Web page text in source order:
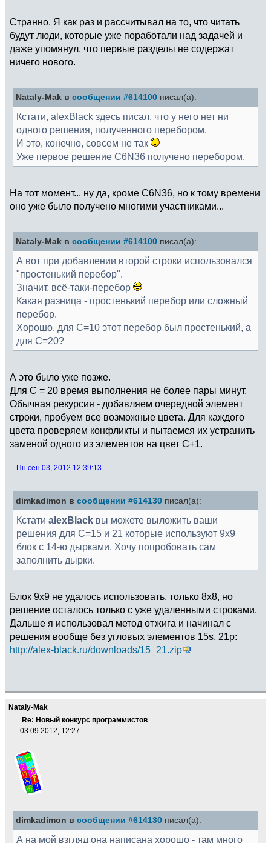
Странно. Я как раз и рассчитывал на то, что читать
будут люди, которые уже поработали над задачей и
даже упомянул, что первые разделы не содержат
ничего нового.
Nataly-Mak в сообщении #614100 писал(а):
Кстати, alexBlack здесь писал, что у него нет ни
одного решения, полученного перебором.
И это, конечно, совсем не так
Уже первое решение C6N36 получено перебором.
На тот момент... ну да, кроме C6N36, но к тому времени
оно уже было получено многими участниками...
Nataly-Mak в сообщении #614100 писал(а):
А вот при добавлении второй строки использовался
"простенький перебор".
Значит, всё-таки-перебор
Какая разница - простенький перебор или сложный
перебор.
Хорошо, для С=10 этот перебор был простенький, а
для С=20?
А это было уже позже.
Для C = 20 время выполнения не более пары минут.
Обычная рекурсия - добавляем очередной элемент
строки, пробуем все возможные цвета. Для каждого
цвета проверяем конфликты и пытаемся их устранить
заменой одного из элементов на цвет C+1.
-- Пн сен 03, 2012 12:39:13 --
dimkadimon в сообщении #614130 писал(а):
Кстати alexBlack вы можете выложить ваши
решения для C=15 и 21 которые используют 9х9
блок с 14-ю дырками. Хочу попробовать сам
заполнить дырки.
Блок 9x9 не удалось использовать, только 8x8, но
решение осталось только с уже удаленными строками.
Дальше я использовал метод отжига и начинал с
решения вообще без угловых элементов 15s, 21p:
http://alex-black.ru/downloads/15_21.zip
Nataly-Mak
Re: Новый конкурс программистов
03.09.2012, 12:27
dimkadimon в сообщении #614130 писал(а):
А на мой взгляд она написана хорошо - там много